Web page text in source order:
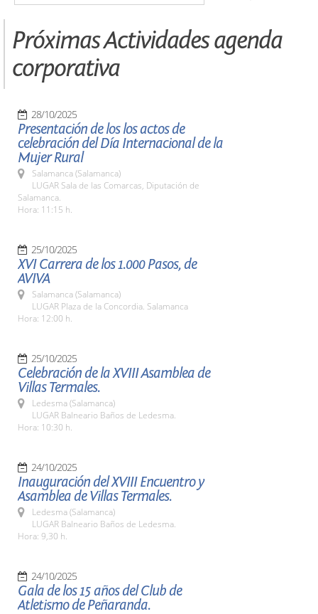
Próximas Actividades agenda
corporativa
28/10/2025
Presentación de los los actos de
celebración del Día Internacional de la
Mujer Rural
Salamanca (Salamanca)
LUGAR Sala de las Comarcas, Diputación de
Salamanca.
Hora: 11:15 h.
25/10/2025
XVI Carrera de los 1.000 Pasos, de
AVIVA
Salamanca (Salamanca)
LUGAR Plaza de la Concordia. Salamanca
Hora: 12:00 h.
25/10/2025
Celebración de la XVIII Asamblea de
Villas Termales.
Ledesma (Salamanca)
LUGAR Balneario Baños de Ledesma.
Hora: 10:30 h.
24/10/2025
Inauguración del XVIII Encuentro y
Asamblea de Villas Termales.
Ledesma (Salamanca)
LUGAR Balneario Baños de Ledesma.
Hora: 9,30 h.
24/10/2025
Gala de los 15 años del Club de
Atletismo de Peñaranda.